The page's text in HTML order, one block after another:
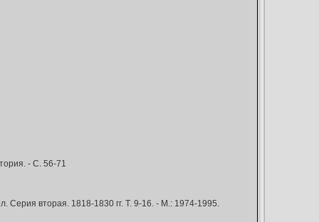
- С. 56-71
Серия вторая. 1818-1830 гг. Т. 9-16. - М.: 1974-1995.